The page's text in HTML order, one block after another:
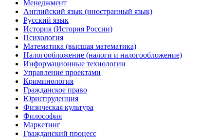
Менеджмент
Английский язык (иностранный язык)
Русский язык
История (История России)
Психология
Математика (высшая математика)
Налогообложение (налоги и налогообложение)
Информационные технологии
Управление проектами
Криминология
Гражданское право
Юриспруденция
Физическая культура
Философия
Маркетинг
Гражданский процесс